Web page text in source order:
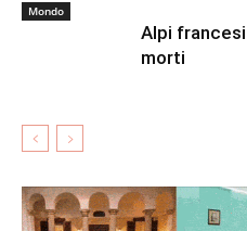
Mondo
Alpi
morti